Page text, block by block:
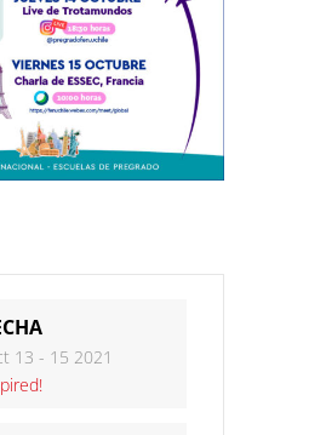
13 - 15 2021